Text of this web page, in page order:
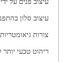
עיצוב סלון
צורות
ריהוט טבעי יותר